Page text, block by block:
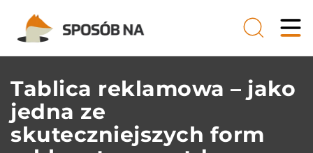
Tablica reklamowa – jako
jedna ze
skuteczniejszych form